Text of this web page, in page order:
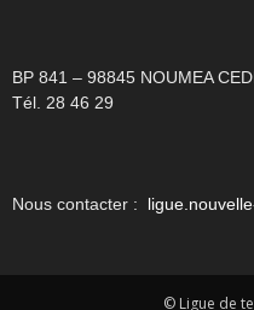
BP 841 – 98845 NOUMEA
Tél. 28 46 29
Nous contacter :
© Ligue de